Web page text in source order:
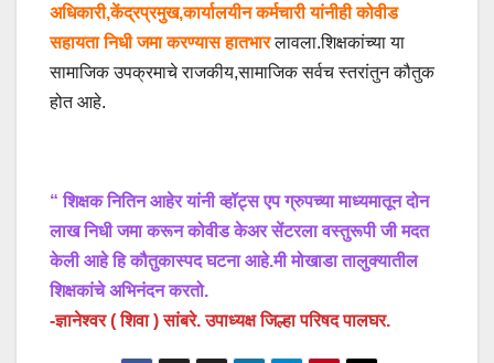
अधिकारी,केंद्रप्रमुख,कार्यालयीन कर्मचारी यांनीही कोवीड
सहायता निधी जमा करण्यास हातभारलावला.शिक्षकांच्या या
सामाजिक उपक्रमाचे राजकीय,सामाजिक सर्वच स्तरांतुन कौतुक
होत आहे.
“ शिक्षक नितिन आहेर यांनी व्हॉट्स एप ग्रुपच्या माध्यमातून दोन
लाख निधी जमा करून कोवीड केअर सेंटरला वस्तुरूपी जी मदत
केली आहे हि कौतुकास्पद घटना आहे.मी मोखाडा तालुक्यातील
शिक्षकांचे अभिनंदन करतो.
-ज्ञानेश्वर ( शिवा ) सांबरे. उपाध्यक्ष जिल्हा परिषद पालघर.